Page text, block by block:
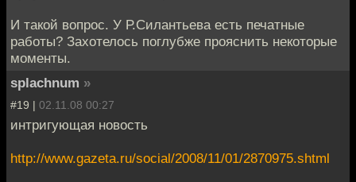
И такой вопрос. У Р.Силантьева есть печатные
работы? Захотелось поглубже прояснить некоторые
моменты.
splachnum »
#19 | 02.11.08 00:27
интригующая новость
http://www.gazeta.ru/social/2008/11/01/2870975.shtml